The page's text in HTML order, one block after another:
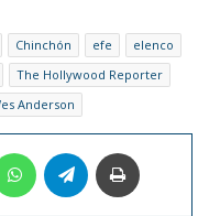
Chinchón efe
elenco
The Hollywood Reporter
Anderson
WhatsAppTelegram